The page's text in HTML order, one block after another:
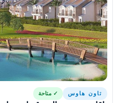
تاون هاوس ✓ متاحة